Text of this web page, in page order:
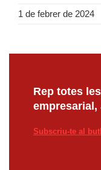
1 de febrer de 2024
Rep totes
empresarial,
Subscriu-te al